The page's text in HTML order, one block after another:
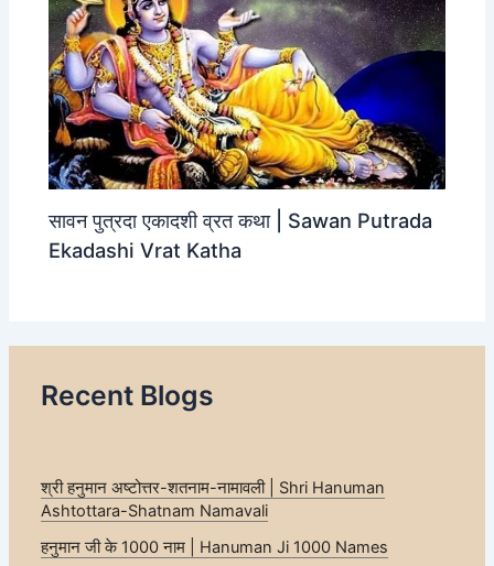
सावन पुत्रदा एकादशी व्रत कथा | Sawan Putrada
Ekadashi Vrat Katha
Recent Blogs
श्री हनुमान अष्टोत्तर-शतनाम-नामावली | Shri Hanuman
Ashtottara-Shatnam Namavali
हनुमान जी के 1000 नाम | Hanuman Ji 1000 Names